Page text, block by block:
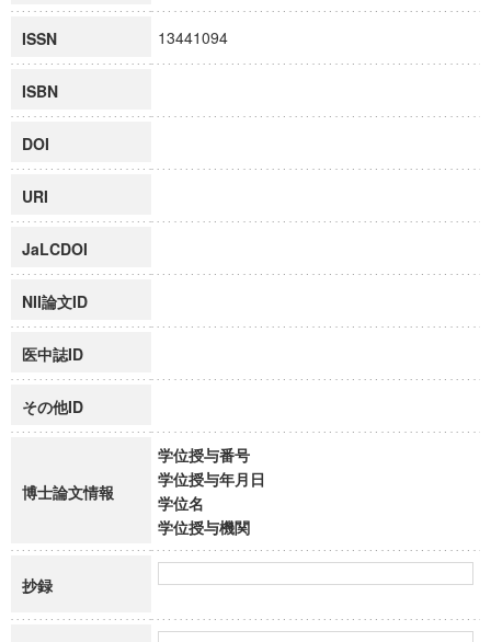
ISSN 13441094
ISBN
DOI
URI
JaLCDOI
NII論文ID
医中誌ID
その他ID
博士論文情報
学位授与番号
学位授与年月日
学位名
学位授与機関
抄録